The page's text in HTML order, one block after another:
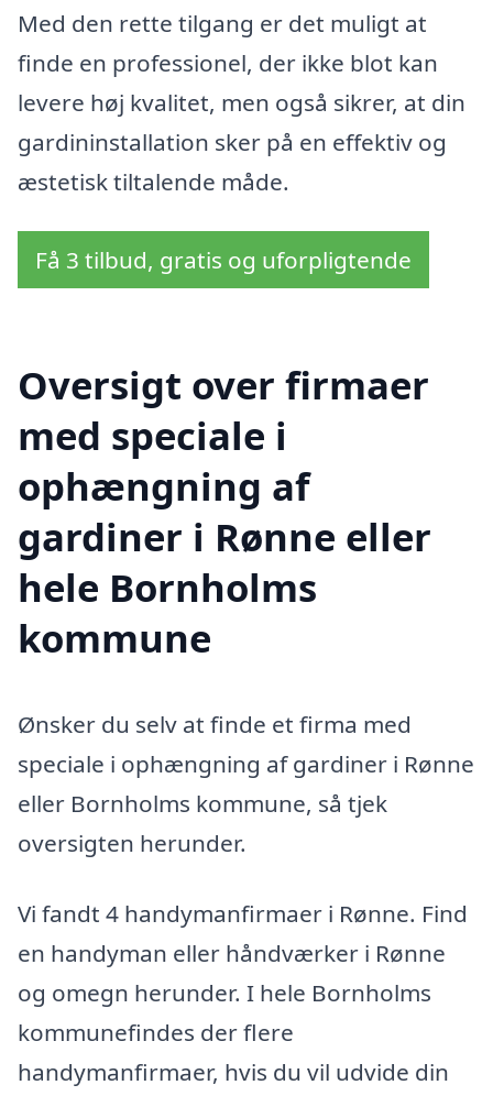
Med den rette tilgang er det muligt at
finde en professionel, der ikke blot kan
levere høj kvalitet, men også sikrer, at din
gardininstallation sker på en effektiv og
æstetisk tiltalende måde.
Få 3 tilbud, gratis og uforpligtende
Oversigt over firmaer
med speciale i
ophængning af
gardiner i Rønne eller
hele Bornholms
kommune
Ønsker du selv at finde et firma med
speciale i ophængning af gardiner i Rønne
eller Bornholms kommune, så tjek
oversigten herunder.
Vi fandt 4 handymanfirmaer i Rønne. Find
en handyman eller håndværker i Rønne
og omegn herunder. I hele Bornholms
kommunefindes der flere
handymanfirmaer, hvis du vil udvide din